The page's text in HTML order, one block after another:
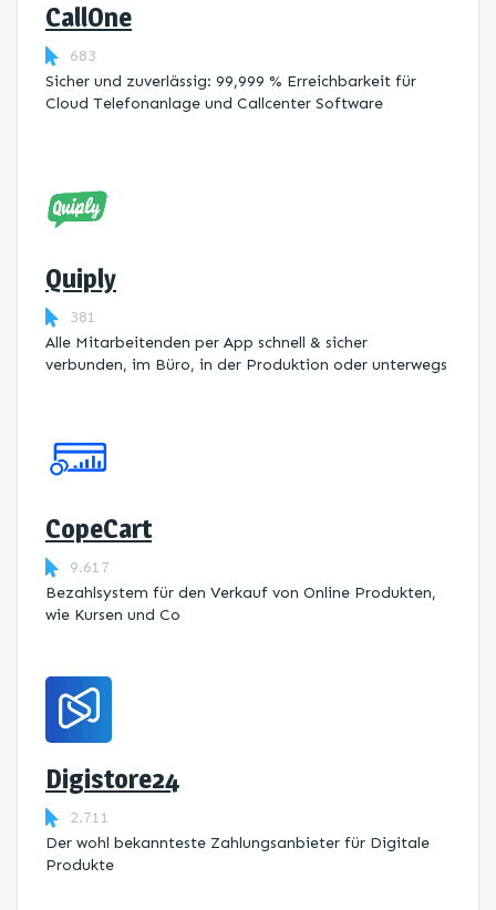
CallOne
683
Sicher und zuverlässig: 99,999 % Erreichbarkeit für
Cloud Telefonanlage und Callcenter Software
Quiply
381
Alle Mitarbeitenden per App schnell & sicher
verbunden, im Büro, in der Produktion oder unterwegs
CopeCart
9.617
Bezahlsystem für den Verkauf von Online Produkten,
wie Kursen und Co
Digistore24
2.711
Der wohl bekannteste Zahlungsanbieter für Digitale
Produkte